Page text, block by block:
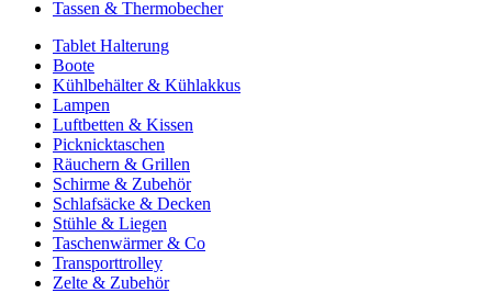
Tassen & Thermobecher
Tablet Halterung
Boote
Kühlbehälter & Kühlakkus
Lampen
Luftbetten & Kissen
Picknicktaschen
Räuchern & Grillen
Schirme & Zubehör
Schlafsäcke & Decken
Stühle & Liegen
Taschenwärmer & Co
Transporttrolley
Zelte & Zubehör